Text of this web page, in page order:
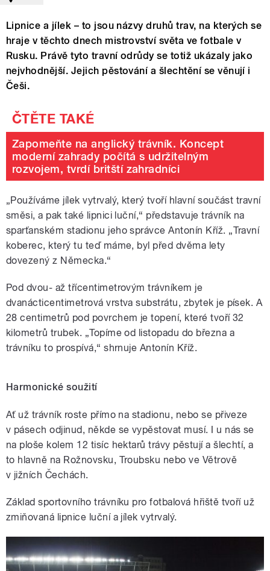
Lipnice a jílek – to jsou názvy druhů trav, na kterých se
hraje v těchto dnech mistrovství světa ve fotbale v
Rusku. Právě tyto travní odrůdy se totiž ukázaly jako
nejvhodnější. Jejich pěstování a šlechtění se věnují i
Češi.
Zapomeňte na anglický trávník. Koncept
moderní zahrady počítá s udržitelným
rozvojem, tvrdí britští zahradníci
„Používáme jílek vytrvalý, který tvoří hlavní součást travní
směsi, a pak také lipnici luční,“ představuje trávník na
sparťanském stadionu jeho správce Antonín Kříž. „Travní
koberec, který tu teď máme, byl před dvěma lety
dovezený z Německa.“
Pod dvou- až třícentimetrovým trávníkem je
dvanácticentimetrová vrstva substrátu, zbytek je písek. A
28 centimetrů pod povrchem je topení, které tvoří 32
kilometrů trubek. „Topíme od listopadu do března a
trávníku to prospívá,“ shrnuje Antonín Kříž.
Harmonické soužití
Ať už trávník roste přímo na stadionu, nebo se přiveze
v pásech odjinud, někde se vypěstovat musí. I u nás se
na ploše kolem 12 tisíc hektarů trávy pěstují a šlechtí, a
to hlavně na Rožnovsku, Troubsku nebo ve Větrově
v jižních Čechách.
Základ sportovního trávníku pro fotbalová hřiště tvoří už
zmiňovaná lipnice luční a jílek vytrvalý.